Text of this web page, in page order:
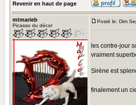
Revenir en haut de page
mtmarieb
Picasso du décor
Posté le: Dim
les contre-jour
vraiment
Sirène est
finalement un